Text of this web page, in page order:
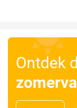
Ontdek